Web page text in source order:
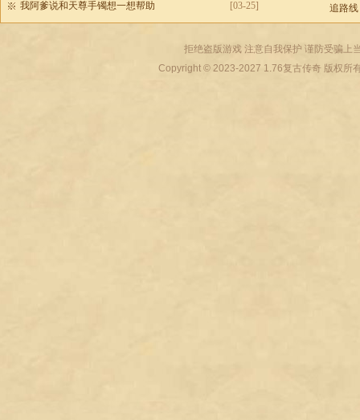
[03-25]
我阿爹说和天尊手镯想一想帮助 追路线
拒绝盗版游戏 注意自我保护 谨防受骗上
Copyright © 2023-2027 1.76复古传奇版权所